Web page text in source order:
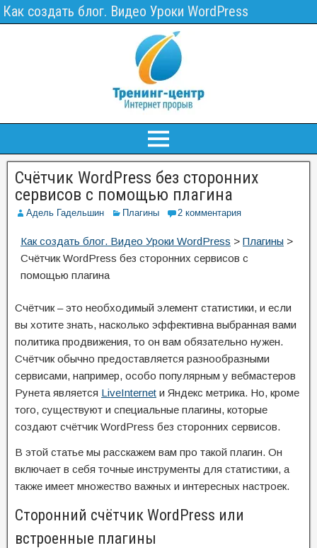
Как создать блог. Видео Уроки WordPress
Счётчик WordPress без сторонних
сервисов с помощью плагина
Адель Гадельшин Плагины 2 комментария
Как создать блог. Видео Уроки WordPress > Плагины >
Счётчик WordPress без сторонних сервисов с
помощью плагина
Счётчик – это необходимый элемент статистики, и если
вы хотите знать, насколько эффективна выбранная вами
политика продвижения, то он вам обязательно нужен.
Счётчик обычно предоставляется разнообразными
сервисами, например, особо популярным у вебмастеров
Рунета является LiveInternet и Яндекс метрика. Но, кроме
того, существуют и специальные плагины, которые
создают счётчик WordPress без сторонних сервисов.
В этой статье мы расскажем вам про такой плагин. Он
включает в себя точные инструменты для статистики, а
также имеет множество важных и интересных настроек.
Сторонний счётчик WordPress или
встроенные плагины